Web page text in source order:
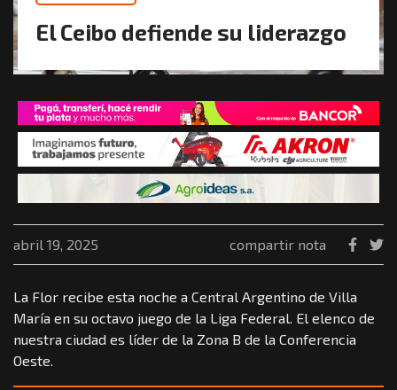
El Ceibo defiende su liderazgo
abril 19, 2025 compartir nota
La Flor recibe esta noche a Central Argentino de Villa
María en su octavo juego de la Liga Federal. El elenco de
nuestra ciudad es líder de la Zona B de la Conferencia
Oeste.